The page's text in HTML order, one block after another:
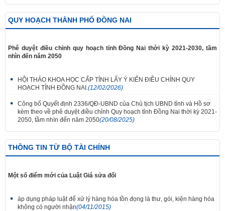
QUY HOẠCH THÀNH PHỐ ĐỒNG NAI
Phê duyệt điều chỉnh quy hoạch tỉnh Đồng Nai thời kỳ 2021-2030, tầm
nhìn đến năm 2050
HỘI THẢO KHOA HỌC CẤP TỈNH LẤY Ý KIẾN ĐIỀU CHỈNH QUY
HOẠCH TỈNH ĐỒNG NAI. (12/02/2026)
Công bố Quyết định 2336/QĐ-UBND của Chủ tịch UBND tỉnh và Hồ sơ
kèm theo về phê duyệt điều chỉnh Quy hoạch tỉnh Đồng Nai thời kỳ 2021-
2050, tầm nhìn đến năm 2050(20/08/2025)
THÔNG TIN TỪ BỘ TÀI CHÍNH
Một số điểm mới của Luật Giá sửa đổi
áp dụng pháp luật để xử lý hàng hóa tồn đọng là thư, gói, kiện hàng hóa
không có người nhận(04/11/2015)